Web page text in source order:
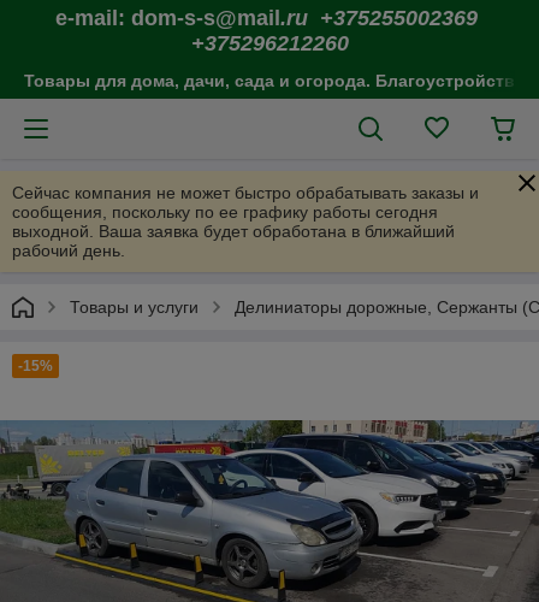
e-mail: dom-s-s@mail .ru +375255002369
+375296212260
Товары для дома, дачи, сада и огорода. Благоустройство
Сейчас компания не может быстро обрабатывать заказы и
сообщения, поскольку по ее графику работы сегодня
выходной. Ваша заявка будет обработана в ближайший
рабочий день.
Товары и услуги Делиниаторы дорожные, Сержанты
-15%